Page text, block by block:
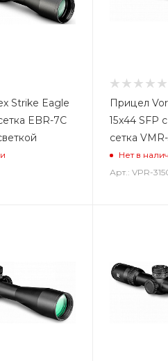
Strike Eagle
EBR-7C
Прицел
15x44 SFP
сетка
Нет в
Арт.: VPR-